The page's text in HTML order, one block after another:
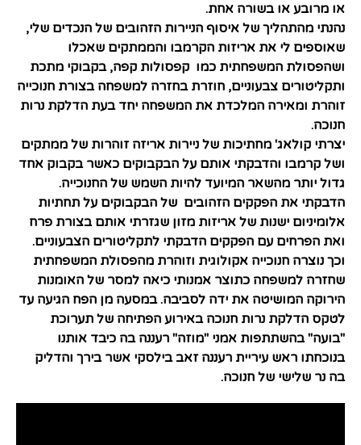
או מרובע או בשורה אחת.
נהנתי מהתהליך של איסוף הניירות הזהובים של הנכדים שלי,
שאוספים לי את אריזות הקרמבו והממתקים שאכלו
ושהפסולת המשפחתית כמו קפסולות קפה, בקבוקי מתכת
ותקליטורים צבעוניים, חוזרת בחזרה למשפחה בצורת חנוכייה
זוהרת ומאירה המלכדת את המשפחה יחד בעת הדלקת נרות
חנוכה.
יצרתי קולאג' מחתיכות של ניירות אריזה זוהרות של ממתקים
ושל קרמבו והדבקתי אותם על הבקבוקים כאשר בקבוק אחד
גדול יותר מהשאר המיועד להיות השמש של החנוכייה.
הדבקתי את הפקקים הזהובים של הבקבוקים על תחתיות
אלומיניום ישנות של אריזות מזון שגזרתי אותם בצורת פרח
ואת הפרחים עם הפקקים הדבקתי לתקליטורים הצבעוניים.
וכך נוצרה חנוכייה אקולוגית וזוהרת מהפסולת המשפחתית
שחזרה למשפחה כתוצר אמנותי כיאה למסר של האומנות
הירוקה המושיטה את ידה לסביבה. במסעה מן הפח הגיעה עד
לטקס הדלקת נרות חנוכה באירוע הפתיחה של תערוכת
"בועה" בהשתתפות אמני "מוזה" רעננה בה כיבד אותנו
בנוכחתו ראש עיריית רעננה זאב בילסקי אשר בירך והדליק
בה נר שלישי של חנוכה.